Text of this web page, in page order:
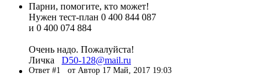
Парни, помогите, кто может!
Нужен тест-план 0 400 844 087
и 0 400 074 884
Очень надо. Пожалуйста!
Личка D50-128@mail.ru
Ответ #1 от Автор 17 Май, 2017 19:03